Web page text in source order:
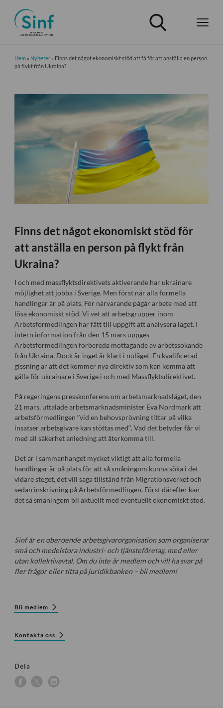
Hem» Nyheter» Finns det något ekonomiskt stöd att få för att anställa en person
på flykt från Ukraina?
Finns det något ekonomiskt stöd för
att anställa en person på flykt från
Ukraina?
I och med massflyktsdirektivets aktiverande har ukrainare
möjlighet att jobba i Sverige. Men först när alla formella
handlingar är på plats. För närvarande pågår arbete med att
lösa ekonomiskt stöd. Vi vet att arbetsgrupper inom
Arbetsförmedlingen har fått till uppgift att analysera läget. I
intern information från den 15 mars uppges
Arbetsförmedlingen förbereda mottagande av arbetssökande
från Ukraina. Dock är inget är klart i nuläget. En kvalificerad
gissning är att det kommer nya direktiv som kan komma att
gälla för ukrainare i Sverige i och med Massflyktsdirektivet.
På regeringens presskonferens om arbetsmarknadsläget, den
21 mars, uttalade arbetsmarknadsminister Eva Nordmark att
arbetsförmedlingen ”vid en behovsprövning tittar på vilka
insatser arbetsgivare kan stöttas med”. Vad det betyder får vi
med all säkerhet anledning att återkomma till.
Det är i sammanhanget mycket viktigt att alla formella
handlingar är på plats för att så småningom kunna söka i det
vidare steget, det vill säga tillstånd från Migrationsverket och
sedan inskrivning på Arbetsförmedlingen. Först därefter kan
det så småningom bli aktuellt med eventuellt ekonomiskt stöd.
Sinf är en oberoende arbetsgivarorganisation som organiserar
små och medelstora industri- och tjänsteföretag, med eller
utan kollektivavtal. Om du inte är medlem och vill ha svar på
fler frågor eller titta på juridikbanken – bli medlem!
Bli medlem
Kontakta oss
Dela